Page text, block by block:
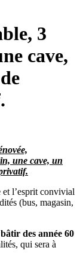
3
cave,
une cave, un
et l’esprit convivial
(bus, magasin,
des année 60
qui sera à